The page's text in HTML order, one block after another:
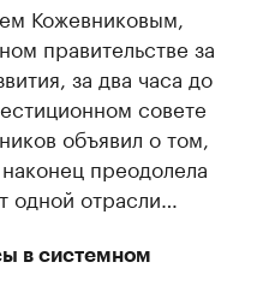
Кожевниковым,
правительстве за
за два часа до
совете
объявил о том,
преодолела
одной отрасли…
в системном